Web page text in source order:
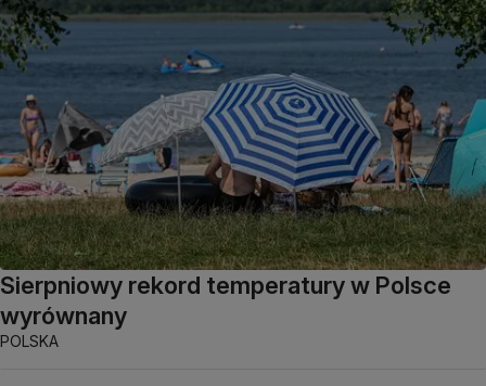
Sierpniowy rekord temperatury w Polsce
wyrównany
POLSKA